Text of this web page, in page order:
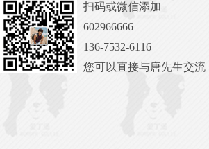
扫码或微信添加
602966666
136-7532-6116
您可以直接与唐先生交流